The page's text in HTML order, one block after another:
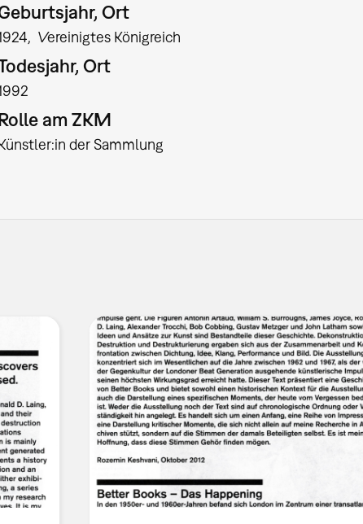
Ort
Vereinigtes Königreich
Ort
am ZKM
der Sammlung